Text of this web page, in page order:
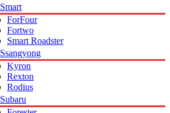
Smart
ForFour
Fortwo
Smart Roadster
Ssangyong
Kyron
Rexton
Rodius
Subaru